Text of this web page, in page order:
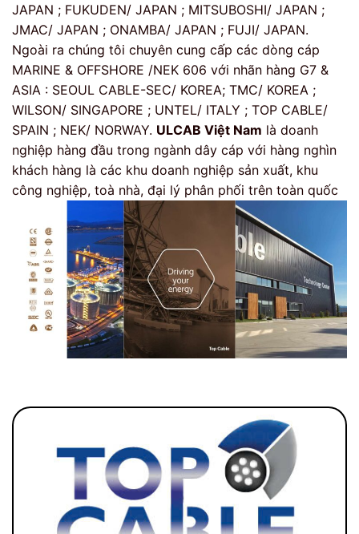
JAPAN ; FUKUDEN/ JAPAN ; MITSUBOSHI/ JAPAN ;
JMAC/ JAPAN ; ONAMBA/ JAPAN ; FUJI/ JAPAN.
Ngoài ra chúng tôi chuyên cung cấp các dòng cáp
MARINE & OFFSHORE /NEK 606 với nhãn hàng G7 &
ASIA : SEOUL CABLE-SEC/ KOREA; TMC/ KOREA ;
WILSON/ SINGAPORE ; UNTEL/ ITALY ; TOP CABLE/
SPAIN ; NEK/ NORWAY. ULCAB Việt Nam là doanh
nghiệp hàng đầu trong ngành dây cáp với hàng nghìn
khách hàng là các khu doanh nghiệp sản xuất, khu
công nghiệp, toà nhà, đại lý phân phối trên toàn quốc